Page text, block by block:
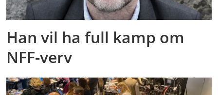
Han vil ha full kamp om
NFF-verv